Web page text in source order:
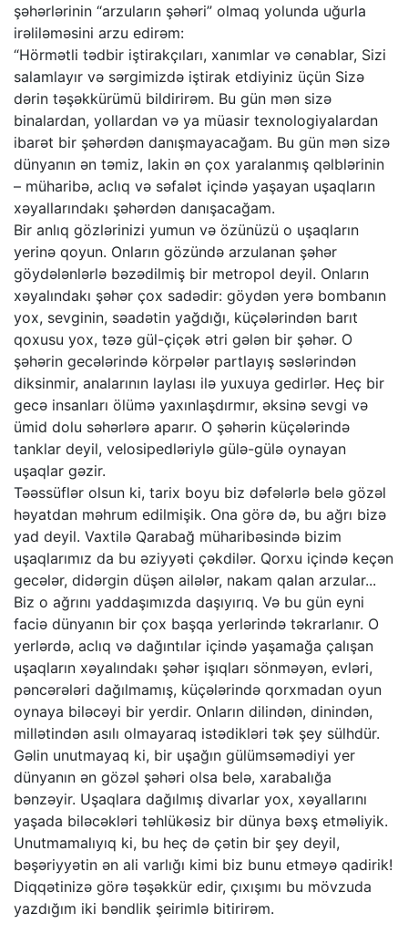
şəhərlərinin “arzuların şəhəri” olmaq yolunda uğurla
irəliləməsini arzu edirəm:
“Hörmətli tədbir iştirakçıları, xanımlar və cənablar, Sizi
salamlayır və sərgimizdə iştirak etdiyiniz üçün Sizə
dərin təşəkkürümü bildirirəm. Bu gün mən sizə
binalardan, yollardan və ya müasir texnologiyalardan
ibarət bir şəhərdən danışmayacağam. Bu gün mən sizə
dünyanın ən təmiz, lakin ən çox yaralanmış qəlblərinin
– müharibə, aclıq və səfalət içində yaşayan uşaqların
xəyallarındakı şəhərdən danışacağam.
Bir anlıq gözlərinizi yumun və özünüzü o uşaqların
yerinə qoyun. Onların gözündə arzulanan şəhər
göydələnlərlə bəzədilmiş bir metropol deyil. Onların
xəyalındakı şəhər çox sadədir: göydən yerə bombanın
yox, sevginin, səadətin yağdığı, küçələrindən barıt
qoxusu yox, təzə gül-çiçək ətri gələn bir şəhər. O
şəhərin gecələrində körpələr partlayış səslərindən
diksinmir, analarının laylası ilə yuxuya gedirlər. Heç bir
gecə insanları ölümə yaxınlaşdırmır, əksinə sevgi və
ümid dolu səhərlərə aparır. O şəhərin küçələrində
tanklar deyil, velosipedləriylə gülə-gülə oynayan
uşaqlar gəzir.
Təəssüflər olsun ki, tarix boyu biz dəfələrlə belə gözəl
həyatdan məhrum edilmişik. Ona görə də, bu ağrı bizə
yad deyil. Vaxtilə Qarabağ müharibəsində bizim
uşaqlarımız da bu əziyyəti çəkdilər. Qorxu içində keçən
gecələr, didərgin düşən ailələr, nakam qalan arzular...
Biz o ağrını yaddaşımızda daşıyırıq. Və bu gün eyni
faciə dünyanın bir çox başqa yerlərində təkrarlanır. O
yerlərdə, aclıq və dağıntılar içində yaşamağa çalışan
uşaqların xəyalındakı şəhər işıqları sönməyən, evləri,
pəncərələri dağılmamış, küçələrində qorxmadan oyun
oynaya biləcəyi bir yerdir. Onların dilindən, dinindən,
millətindən asılı olmayaraq istədikləri tək şey sülhdür.
Gəlin unutmayaq ki, bir uşağın gülümsəmədiyi yer
dünyanın ən gözəl şəhəri olsa belə, xarabalığa
bənzəyir. Uşaqlara dağılmış divarlar yox, xəyallarını
yaşada biləcəkləri təhlükəsiz bir dünya bəxş etməliyik.
Unutmamalıyıq ki, bu heç də çətin bir şey deyil,
bəşəriyyətin ən ali varlığı kimi biz bunu etməyə qadirik!
Diqqətinizə görə təşəkkür edir, çıxışımı bu mövzuda
yazdığım iki bəndlik şeirimlə bitirirəm.